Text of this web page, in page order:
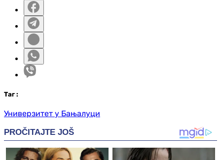
Таг :
Универзитет у Бањалуци